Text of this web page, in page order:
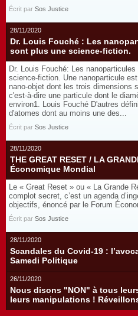
Écrit par Sos Justice
28/11/2020
Dr. Louis Fouché : Les
sont plus une science-fiction.
Dr. Louis Fouché: Les
science-fiction. Une nanoparticule
nano-objet dont les trois dimensions
c'est-à-dire une particule dont le
environ1. Louis Fouché D'autres
d'atomes dont au moins une des...
Écrit par Sos Justice
28/11/2020
THE GREAT RESET / LA
Économique Mondial
Le « Great Reset » ou « La Grande
complot secret, c’est un agenda
objectifs, énoncé par le Forum
Écrit par Sos Justice
28/11/2020
Scandales du Covid-19 :
Samedi Politique
26/11/2020
Nous disons "NON" à tous
leurs manipulations !